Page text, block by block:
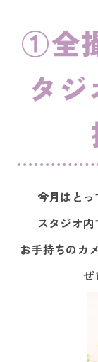
①全
タ
今月はと
スタジオ
お手持ちのカ
ぜ